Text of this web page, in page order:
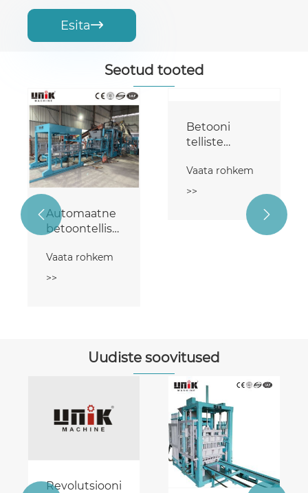
Esita
Seotud tooted
Automaatne
betoontelliste
masin
Vaata rohkem
>>
 
Uudiste soovitused
Revolutsiooniline